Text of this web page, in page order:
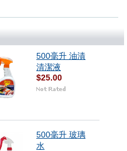
500毫升 油漬
清潔液
$25.00
500毫升 玻璃
水